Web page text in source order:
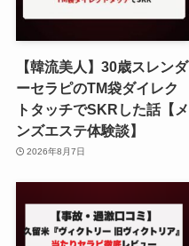
【韓流美人】30歳スレンダ
ーセラピのTM袋ダイレク
トタッチでSKRした話【メ
ンズエステ体験談】
2026年8月7日